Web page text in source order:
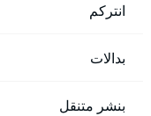
انتركم
بدالات
بنشر متنقل